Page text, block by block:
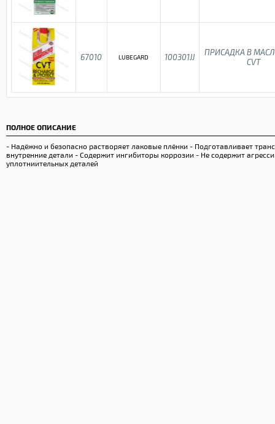
67010 LUBEGARD 100301JJ
ПРИСАДКА В
CVT
ПОЛНОЕ ОПИСАНИЕ
- Надёжно и безопасно растворяет лаковые плёнки - Подготавливает
внутренние детали - Содержит ингибиторы коррозии - Не содержит
уплотниительных деталей